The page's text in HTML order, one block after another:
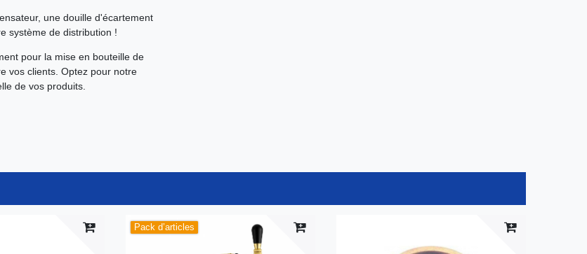
une douille d'écartement
système de distribution !
pour la mise en bouteille de
vos clients. Optez pour notre
de vos produits.
Pack d’articles